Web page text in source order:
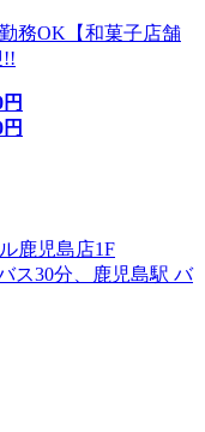
務OK【和菓子店舗
!!
円
円
鹿児島店1F
ス30分、鹿児島駅 バ